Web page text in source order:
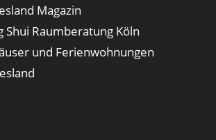
Magazin
Shui Raumberatung Köln
und Ferienwohnungen